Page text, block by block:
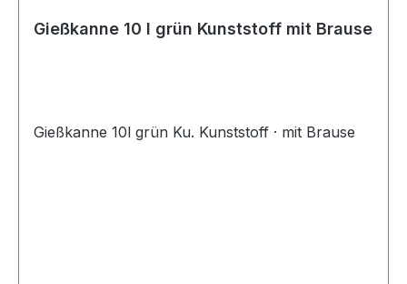
Gießkanne 10 l grün Kunststoff mit Brause
Gießkanne 10l grün Ku. Kunststoff · mit Brause